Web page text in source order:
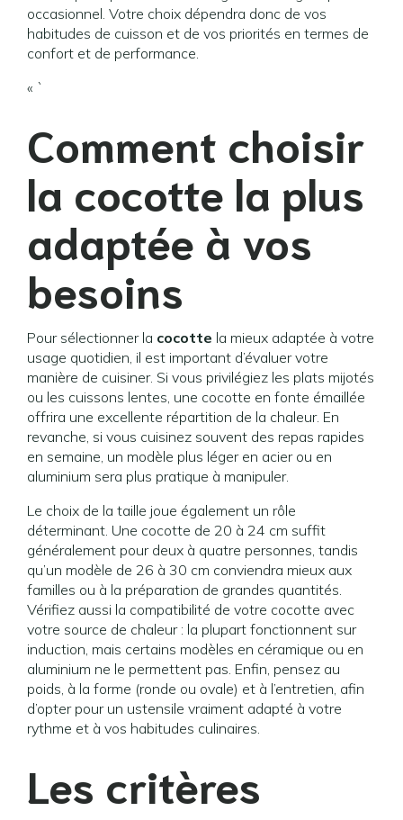
occasionnel. Votre choix dépendra donc de vos
habitudes de cuisson et de vos priorités en termes de
confort et de performance.
« `
Comment choisir
la cocotte la plus
adaptée à vos
besoins
Pour sélectionner la cocotte la mieux adaptée à votre
usage quotidien, il est important d’évaluer votre
manière de cuisiner. Si vous privilégiez les plats mijotés
ou les cuissons lentes, une cocotte en fonte émaillée
offrira une excellente répartition de la chaleur. En
revanche, si vous cuisinez souvent des repas rapides
en semaine, un modèle plus léger en acier ou en
aluminium sera plus pratique à manipuler.
Le choix de la taille joue également un rôle
déterminant. Une cocotte de 20 à 24 cm suffit
généralement pour deux à quatre personnes, tandis
qu’un modèle de 26 à 30 cm conviendra mieux aux
familles ou à la préparation de grandes quantités.
Vérifiez aussi la compatibilité de votre cocotte avec
votre source de chaleur : la plupart fonctionnent sur
induction, mais certains modèles en céramique ou en
aluminium ne le permettent pas. Enfin, pensez au
poids, à la forme (ronde ou ovale) et à l’entretien, afin
d’opter pour un ustensile vraiment adapté à votre
rythme et à vos habitudes culinaires.
Les critères